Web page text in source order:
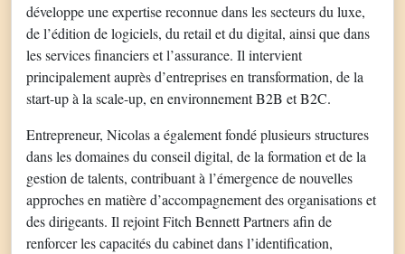
développe une expertise reconnue dans les secteurs du luxe,
de l’édition de logiciels, du retail et du digital, ainsi que dans
les services financiers et l’assurance. Il intervient
principalement auprès d’entreprises en transformation, de la
start-up à la scale-up, en environnement B2B et B2C.
Entrepreneur, Nicolas a également fondé plusieurs structures
dans les domaines du conseil digital, de la formation et de la
gestion de talents, contribuant à l’émergence de nouvelles
approches en matière d’accompagnement des organisations et
des dirigeants. Il rejoint Fitch Bennett Partners afin de
renforcer les capacités du cabinet dans l’identification,